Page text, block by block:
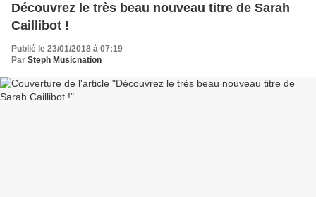
Découvrez le très beau nouveau titre de Sarah
Caillibot !
Publié le 23/01/2018 à 07:19
Par Steph Musicnation